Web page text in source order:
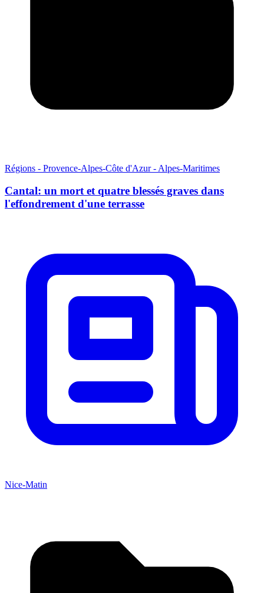
Régions - Provence-Alpes-Côte d'Azur - Alpes-Maritimes
Cantal: un mort et quatre blessés graves dans
l'effondrement d'une terrasse
Nice-Matin